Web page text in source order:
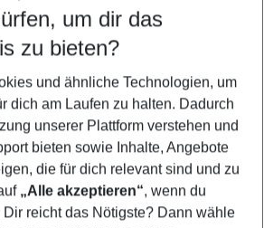
5-8 Nächte
Keine Kinder
Filter anzeigen
um dir das
zu bieten?
und ähnliche Technologien, um
dich am Laufen zu halten. Dadurch
unserer Plattform verstehen und
bieten sowie Inhalte, Angebote
die für dich relevant sind und zu
„Alle akzeptieren“, wenn du
reicht das Nötigste? Dann wähle